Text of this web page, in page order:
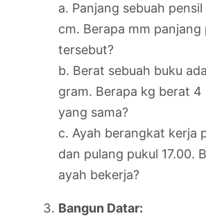
a. Panjang sebuah pensil
cm. Berapa mm panjang
tersebut?
b. Berat sebuah buku
gram. Berapa kg berat 4
yang sama?
c. Ayah berangkat kerja
dan pulang pukul 17.00.
ayah bekerja?
Bangun Datar: